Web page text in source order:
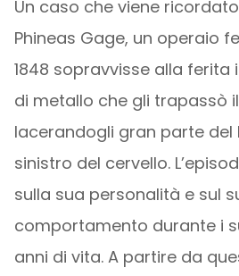
Un caso che viene
Phineas Gage, un operaio
1848 sopravvisse alla ferita
di metallo che gli trapassò
lacerandogli gran parte
sinistro del cervello.
sulla sua personalità e sul
comportamento durante i
anni di vita. A partire da